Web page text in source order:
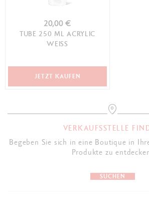
20,00 €
TUBE 250 ML ACRYLIC
WEISS
JETZT KAUFEN
VERKAUFSSTELLE
Begeben Sie sich in eine Boutique in
Produkte zu
SUCHEN